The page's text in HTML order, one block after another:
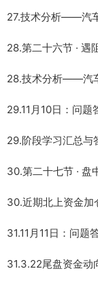
27.技术分析——汽
28.第二十六节 · 遇
28.技术分析——汽
29.11月10日：问题
29.阶段学习汇总与
30.第二十七节 ·
30.近期北上资金
31.11月11日：问题
31.3.22尾盘资金动